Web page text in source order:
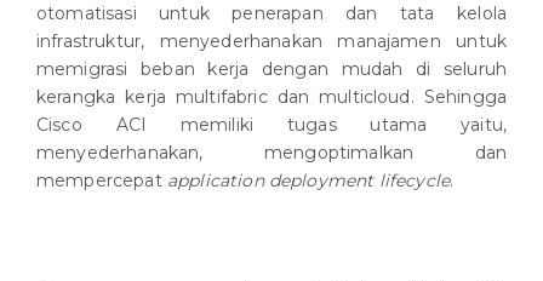
otomatisasi untuk penerapan dan tata kelola
infrastruktur, menyederhanakan manajamen untuk
memigrasi beban kerja dengan mudah di seluruh
kerangka kerja multifabric dan multicloud. Sehingga
Cisco ACI memiliki tugas utama yaitu,
menyederhanakan, mengoptimalkan dan
mempercepat application deployment lifecycle.